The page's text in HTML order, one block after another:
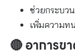
ช่วยกระบว
เพิ่มความท
🔴 อาการข